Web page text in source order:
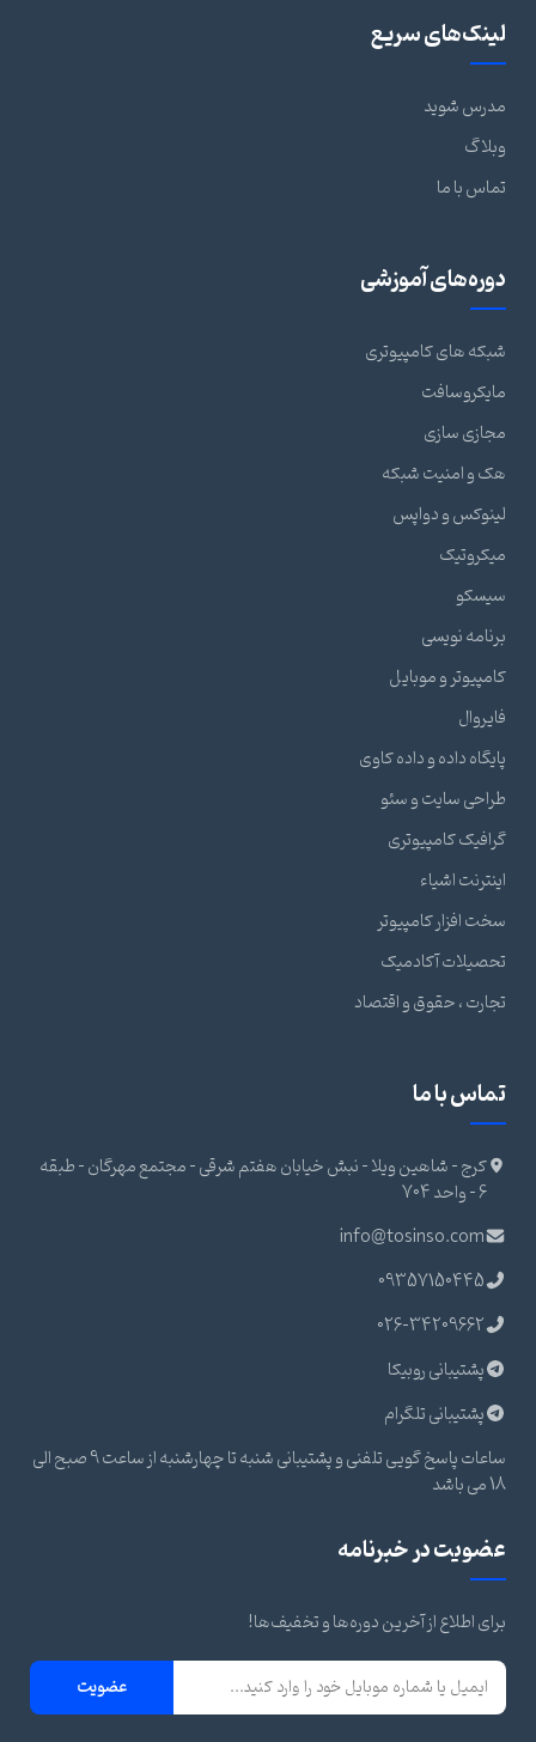
لینک‌های سریع
مدرس شوید
وبلاگ
تماس با ما
دوره‌های آموزشی
شبکه های کامپیوتری
مایکروسافت
مجازی سازی
هک و امنیت شبکه
لینوکس و دواپس
میکروتیک
سیسکو
برنامه نویسی
کامپیوتر و موبایل
فایروال
پایگاه داده و داده کاوی
طراحی سایت و سئو
گرافیک کامپیوتری
اینترنت اشیاء
سخت افزار کامپیوتر
تحصیلات آکادمیک
تجارت ، حقوق و اقتصاد
تماس با ما
کرج - شاهین ویلا - نبش خیابان هفتم شرقی - مجتمع مهرگان - طبقه
6 - واحد 704
info@tosinso.com
09357150445
026-34209662
پشتیبانی روبیکا
پشتیبانی تلگرام
ساعات پاسخ گویی تلفنی و پشتیبانی شنبه تا چهارشنبه از ساعت 9 صبح الی
18 می باشد
عضویت در خبرنامه
برای اطلاع از آخرین دوره‌ها و تخفیف‌ها!
عضویت